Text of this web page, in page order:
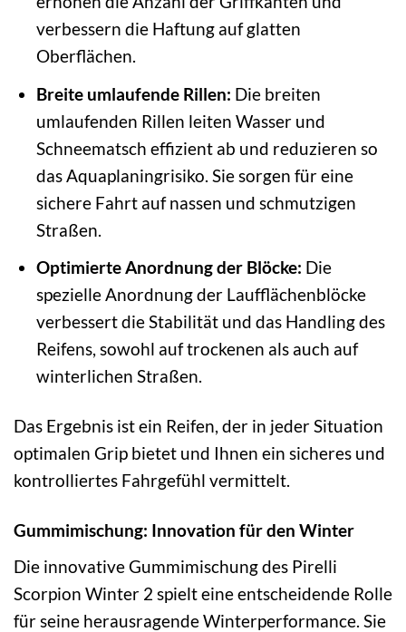
verbessern die Haftung auf glatten
Oberflächen.
Breite umlaufende Rillen: Die breiten
umlaufenden Rillen leiten Wasser und
Schneematsch effizient ab und reduzieren so
das Aquaplaningrisiko. Sie sorgen für eine
sichere Fahrt auf nassen und schmutzigen
Straßen.
Optimierte Anordnung der Blöcke: Die
spezielle Anordnung der Laufflächenblöcke
verbessert die Stabilität und das Handling des
Reifens, sowohl auf trockenen als auch auf
winterlichen Straßen.
Das Ergebnis ist ein Reifen, der in jeder Situation
optimalen Grip bietet und Ihnen ein sicheres und
kontrolliertes Fahrgefühl vermittelt.
Gummimischung: Innovation für den Winter
Die innovative Gummimischung des Pirelli
Scorpion Winter 2 spielt eine entscheidende Rolle
für seine herausragende Winterperformance. Sie